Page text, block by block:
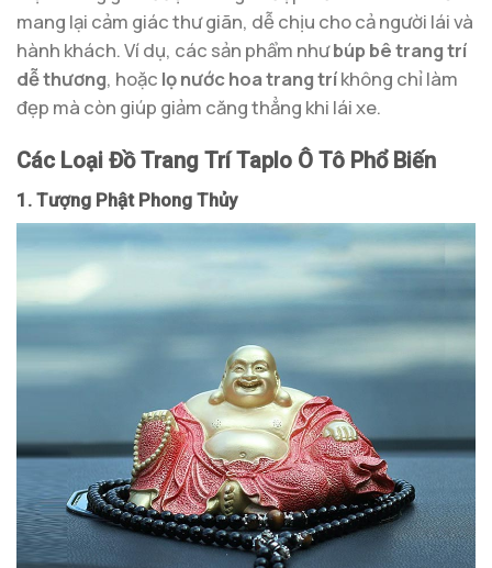
mang lại cảm giác thư giãn, dễ chịu cho cả người lái và
hành khách. Ví dụ, các sản phẩm nhưbúp bê trang trí
dễ thương, hoặc lọ nước hoa trang tríkhông chỉ làm
đẹp mà còn giúp giảm căng thẳng khi lái xe.
Các Loại Đồ Trang Trí Taplo Ô Tô Phổ Biến
1. Tượng Phật Phong Thủy